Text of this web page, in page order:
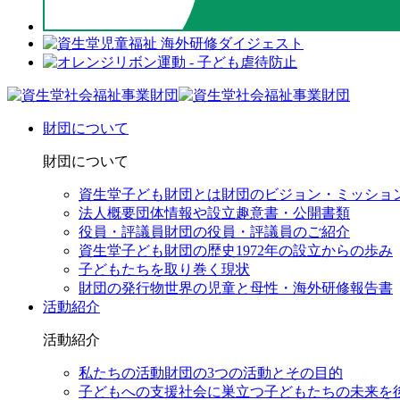
財団について
財団について
資生堂子ども財団とは財団のビジョン・ミッショ
法人概要団体情報や設立趣意書・公開書類
役員・評議員財団の役員・評議員のご紹介
資生堂子ども財団の歴史1972年の設立からの歩み
子どもたちを取り巻く現状
財団の発行物世界の児童と母性・海外研修報告書
活動紹介
活動紹介
私たちの活動財団の3つの活動とその目的
子どもへの支援社会に巣立つ子どもたちの未来を